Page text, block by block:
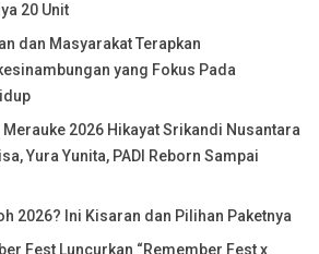
20 Unit
dan Masyarakat Terapkan
yang Fokus Pada
2026 Hikayat Srikandi Nusantara
Yura Yunita, PADI Reborn Sampai
2026? Ini Kisaran dan Pilihan Paketnya
Fest Luncurkan “Remember Fest x